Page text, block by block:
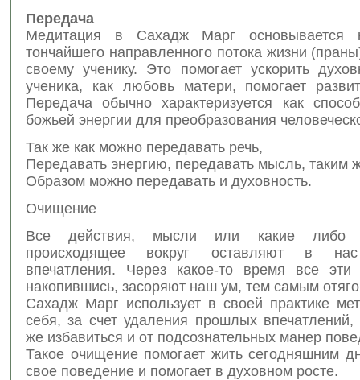
Передача
Медитация в Сахадж Марг основывается
тончайшего направленного потока жизни
своему ученику. Это помогает ускорить
ученика, как любовь матери, помогает
Передача обычно характеризуется как
божьей энергии для преобразования
Так же как можно передавать речь,
Передавать энергию, передавать мысль, таким
Образом можно передавать и духовность.
Очищение
Все действия, мысли или какие либо
происходящее вокруг оставляют в
впечатления. Через какое-то время все эти
накопившись, засоряют наш ум, тем самым
Сахадж Марг использует в своей практике
себя, за счет удаления прошлых впечатлений,
же избавиться и от подсознательных манер
Такое очищение помогает жить сегодняшним
свое поведение и помогает в духовном росте.